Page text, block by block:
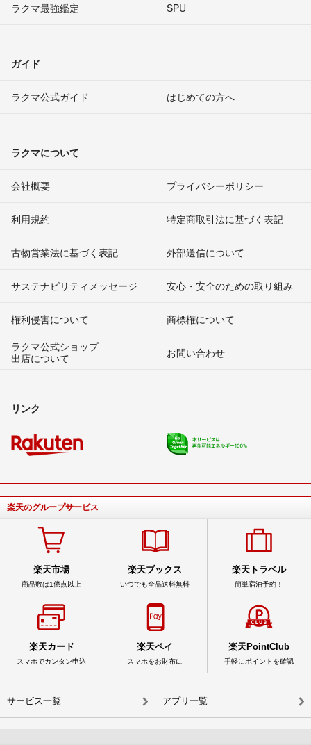
ラクマ最強鑑定
SPU
ガイド
ラクマ公式ガイド はじめての方へ
ラクマについて
会社概要 プライバシーポリシー
利用規約 特定商取引法に基づく表記
古物営業法に基づく表記 外部送信について
サステナビリティメッセージ 安心・安全のための取り組み
権利侵害について
商標権について
ラクマ公式ショップ
出店について
お問い合わせ
リンク
楽天のグループサービス
楽天市場
商品数は1億点以上
楽天ブックス
いつでも全品送料無料
楽天トラベル
簡単宿泊予約！
楽天カード
スマホでカンタン申込
楽天ペイ
スマホをお財布に
楽天PointClub
手軽にポイントを確認
サービス一覧 アプリ一覧